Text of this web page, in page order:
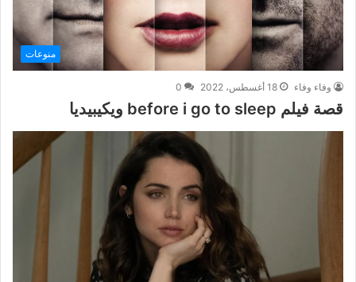
منوعات
وفاء وفاء 18 أغسطس، 2022 0
قصة فيلم before i go to sleep ويكيبيديا